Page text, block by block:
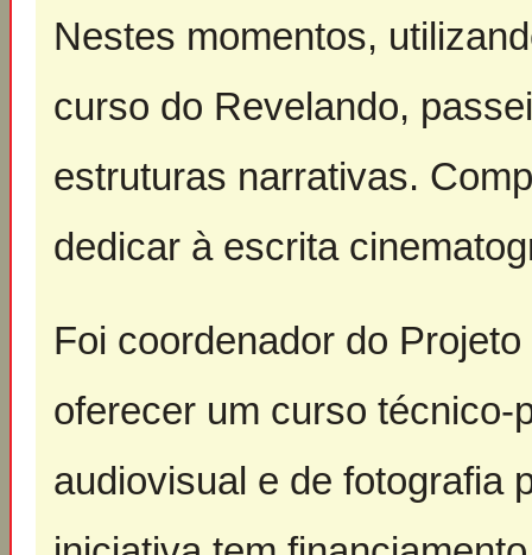
Nestes momentos,
curso do Revelando,
estruturas narrativas.
dedicar à escrita
Foi coordenador do
oferecer um curso técnico-
audiovisual e de fotografia